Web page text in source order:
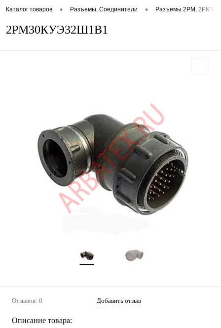
Каталог товаров • Разъемы, Соединители • Разъемы 2РМ, 2РМТ,
2РМ30КУЭ32Ш1В1
Отзывов: 0 Добавить отзыв
Описание товара: